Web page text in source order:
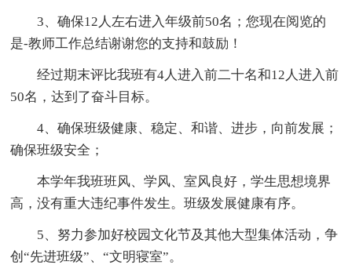
3、确保12人左右进入年级前50名；您现在阅览的
是-教师工作总结谢谢您的支持和鼓励！
经过期末评比我班有4人进入前二十名和12人进入前
50名，达到了奋斗目标。
4、确保班级健康、稳定、和谐、进步，向前发展；
确保班级安全；
本学年我班班风、学风、室风良好，学生思想境界
高，没有重大违纪事件发生。班级发展健康有序。
5、努力参加好校园文化节及其他大型集体活动，争
创“先进班级”、“文明寝室”。